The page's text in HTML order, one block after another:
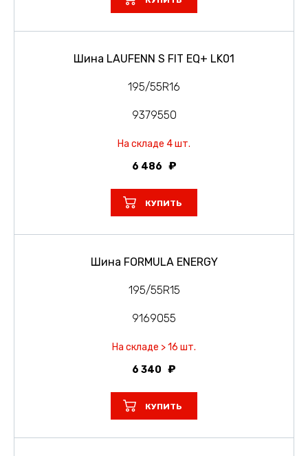
Шина LAUFENN S FIT EQ+ LK01
195/55R16
9379550
На складе 4 шт.
6 486
КУПИТЬ
Шина FORMULA ENERGY
195/55R15
9169055
На складе > 16 шт.
6 340
КУПИТЬ